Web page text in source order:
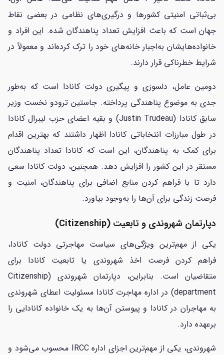
بی‌ثباتی امنیتی کشورها و درگیری‌های نظامی در بعضی نقاط
جهان است که باعث افزایش تعداد پناهندگان شده. این افراد و
خانواده‌هایشان به‌اجبار خانه‌های خود را ترک کرده‌اند و معمولاً در
شرایط خطرناکی قرار دارند.
دومین عامل، دلسوزی و پیگیری دولت کانادا است که به‌طور
جدی به موضوع پناهندگی پرداخته. جاستین ترودو نخست وزیر
سابق کانادا (Justin Trudeau) و بقیه اعضای حزب لیبرال کانادا
در طول مبارزات انتخاباتی کانادا اظهار داشتند که بهترین اقدام
برای کمک به پناهندگان، این است که کانادا تعداد پناهندگان
مستقر در این کشور را افزایش دهد. همچنین، دولت کانادا سعی
دارد تا با فراهم کردن منابع اضافی برای پناهندگان، امنیت و
فرصت زندگی برای آن‌ها را به‌وجود بیاورد.
دپارتمان شهروندی و تابعیت (Citizenship)
یکی از مهم‌ترین ویژگی‌های سیاست مهاجرتی دولت کانادا،
فراهم کردن فرصت اخذ شهروندی یا تابعیت کانادا برای
متقاضیان است. بنابراین، دپارتمان شهروندی (Citizenship
department) در اداره مهاجرت کانادا مسئولیت اعطای شهروندی
به مهاجران در کانادا و پیوستن آن‌ها به یک خانواده کانادایی را
برعهده دارد.
شهروندی، یکی از مهم‌ترین اجزای اداره IRCC محسوب می‌شود و